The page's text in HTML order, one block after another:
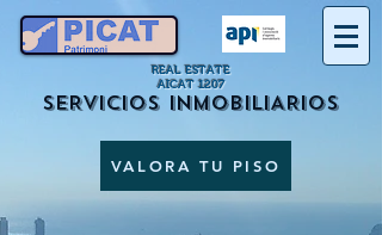
REAL ESTATE
AICAT 1207
SERVICIOS INMOBILIARIOS
VALORA TU PISO